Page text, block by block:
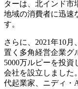
ターは、北インド市
地域の消費者に迅速
す。
さらに、2021年10
置く多角経営企業グ
5000万ルピーを投資
会社を設立しました
代起業家、ニディ・